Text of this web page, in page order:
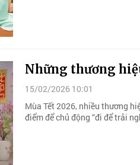
Những thương
15/02/2026 10:01
Mùa Tết 2026, nhiều thương
điểm để chủ động “đi để trải